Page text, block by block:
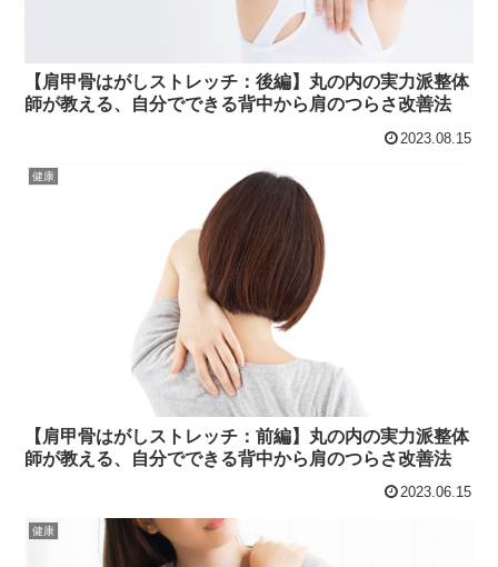
【肩甲骨はがしストレッチ：後編】丸の内の実力派整体
師が教える、自分でできる背中から肩のつらさ改善法
2023.08.15
健康
【肩甲骨はがしストレッチ：前編】丸の内の実力派整体
師が教える、自分でできる背中から肩のつらさ改善法
2023.06.15
健康